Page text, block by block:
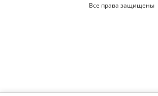
Все права защищены